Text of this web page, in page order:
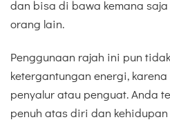
dan bisa di bawa kemana
orang lain.
Penggunaan rajah ini pun
ketergantungan energi,
penyalur atau penguat. Anda
penuh atas diri dan